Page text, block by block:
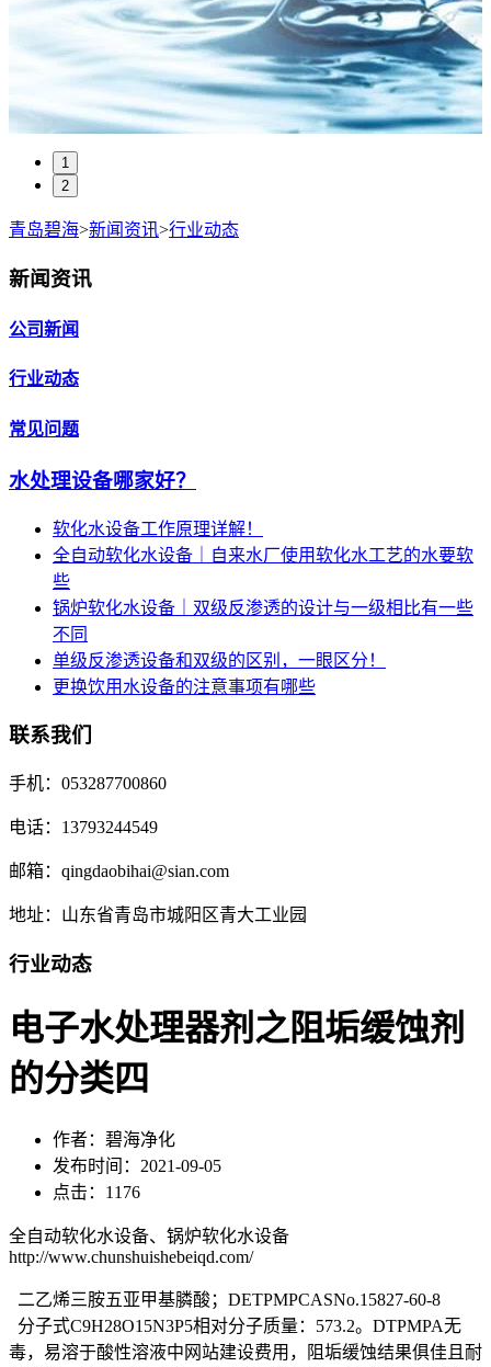
1
2
青岛碧海>新闻资讯>行业动态
新闻资讯
公司新闻
行业动态
常见问题
水处理设备哪家好？
软化水设备工作原理详解！
全自动软化水设备｜自来水厂使用软化水工艺的水要软
些
锅炉软化水设备｜双级反渗透的设计与一级相比有一些
不同
单级反渗透设备和双级的区别，一眼区分！
更换饮用水设备的注意事项有哪些
联系我们
手机：053287700860
电话：13793244549
邮箱：qingdaobihai@sian.com
地址：山东省青岛市城阳区青大工业园
行业动态
电子水处理器剂之阻垢缓蚀剂
的分类四
作者：碧海净化
发布时间：2021-09-05
点击：1176
全自动软化水设备、锅炉软化水设备
http://www.chunshuishebeiqd.com/
二乙烯三胺五亚甲基膦酸；DETPMPCASNo.15827-60-8
分子式C9H28O15N3P5相对分子质量：573.2。DTPMPA无
毒，易溶于酸性溶液中网站建设费用，阻垢缓蚀结果俱佳且耐